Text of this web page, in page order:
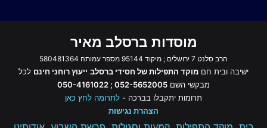
מוסדות ברסלב מאיר
הרב סלנט 7 ירושלים ; מיקוד 95144 מספר עמותה 580481364
ישיבה ובית חם מוקד התפילות של חסידי ברסלב ייעוץ רוחני חינם לכל
מבקשי השם 052-5652005 ; 050-4161022
תרומות יתקבלו בברכה - לתרומה לחץ כאן
הצהרת נגישות